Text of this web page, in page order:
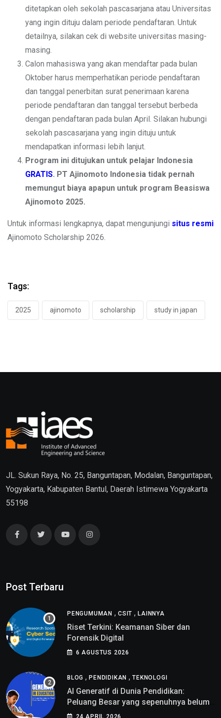
ditetapkan oleh sekolah pascasarjana atau Universitas
yang ingin dituju dalam periode pendaftaran. Untuk
detailnya, silakan cek di website universitas masing-
masing.
Calon mahasiswa yang akan mendaftar pada bulan
Oktober harus memperhatikan periode pendaftaran
dan tanggal penerbitan surat penerimaan karena
periode pendaftaran dan tanggal tersebut berbeda
dengan pendaftaran pada bulan April. Silakan hubungi
sekolah pascasarjana yang ingin dituju untuk
mendapatkan informasi lebih lanjut.
Program ini ditujukan untuk pelajar Indonesia
GRATIS. PT Ajinomoto Indonesia tidak pernah
memungut biaya apapun untuk program Beasiswa
Ajinomoto 2025.
Untuk informasi lengkapnya, dapat mengunjungi situs resmi
Ajinomoto Scholarship 2026.
Tags:
2025 ajinomoto scholarship study in japan
JL. Sukun Raya, No. 25, Banguntapan, Modalan, Banguntapan,
Yogyakarta, Kabupaten Bantul, Daerah Istimewa Yogyakarta
55198
Post Terbaru
PENGUMUMAN , CSIT ,LAINNYA
Riset Terkini: Keamanan Siber dan
Forensik Digital
6 AGUSTUS 2026
BLOG ,PENDIDIKAN ,TEKNOLOGI
AI Generatif di Dunia Pendidikan:
Peluang Besar yang sepenuhnya belum
di pahami
24 APRIL 2026